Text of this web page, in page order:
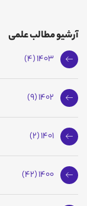
آرشیو مطالب علمی
1403 (4)
1402 (9)
1401 (2)
1400 (42)